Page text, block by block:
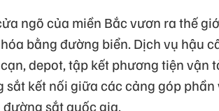
ngõ của miền Bắc vươn ra thế
bằng đường biển. Dịch vụ hậu
depot, tập kết phương tiện vận
sắt kết nối giữa các cảng góp phần
sắt quốc gia.